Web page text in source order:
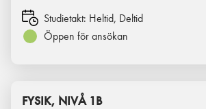
Studietakt: Heltid, Deltid
Öppen för ansökan
FYSIK, NIVÅ 1B